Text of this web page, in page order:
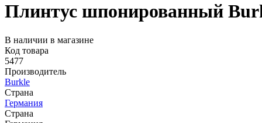
Плинтус шпонированный
В наличии в магазине
Код товара
5477
Производитель
Burkle
Страна
Германия
Страна